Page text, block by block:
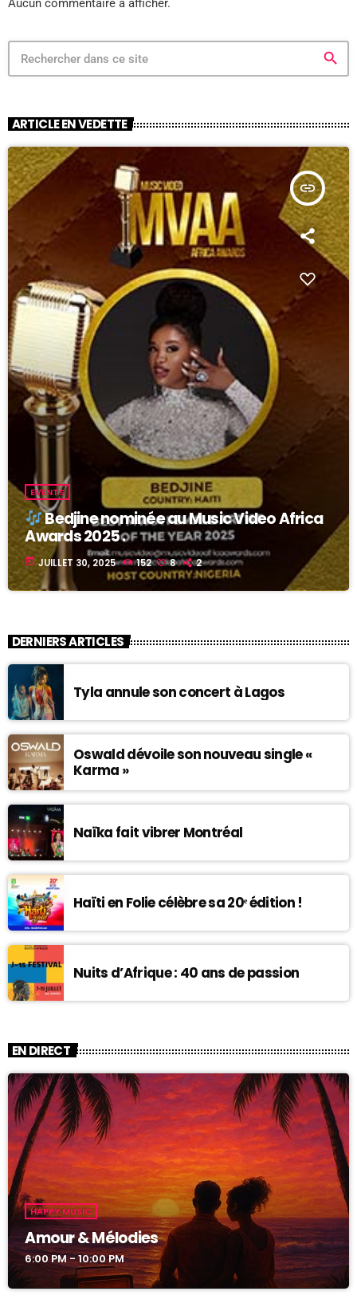
Aucun commentaire à afficher.
search
ARTICLE EN VEDETTE
insert_link
EVENTS
Bedjine nominée au Music Video Africa
Awards 2025 .
today JUILLET 30, 2025 152 8 2
DERNIERS ARTICLES
Tyla annule son concert à Lagos
Oswald dévoile son nouveau single «
Karma »
Naïka fait vibrer Montréal
Haïti en Folie célèbre sa 20ᵉ édition !
Nuits d’Afrique : 40 ans de passion
EN DIRECT
HAPPY MUSIC
Amour & Mélodies
6:00 PM - 10:00 PM